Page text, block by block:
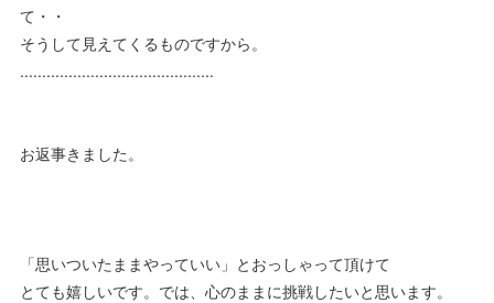
て・・
そうして見えてくるものですから。
............................................
お返事きました。
「思いついたままやっていい」とおっしゃって頂けて
とても嬉しいです。では、心のままに挑戦したいと思います。